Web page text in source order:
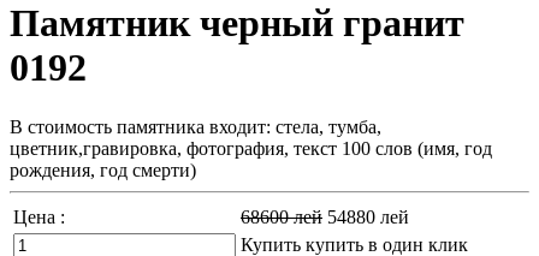
Памятник черный гранит
0192
В стоимость памятника входит: стела, тумба,
цветник,гравировка, фотография, текст 100 слов (имя, год
рождения, год смерти)
Цена : 68600лей 54880 лей
Купить купить в один клик